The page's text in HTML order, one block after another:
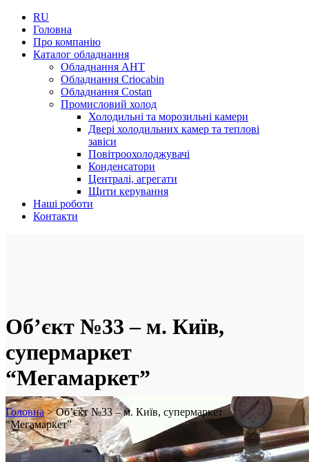
RU
Головна
Про компанію
Каталог обладнання
Обладнання AHT
Обладнання Criocabin
Обладнання Costan
Промисловий холод
Холодильні та морозильні камери
Двері холодильних камер та теплові
завіси
Повітроохолоджувачі
Конденсатори
Централі, агрегати
Щити керування
Наші роботи
Контакти
Об’єкт №33 – м. Київ,
супермаркет
“Мегамаркет”
Головна >Об’єкт №33 – м. Київ, супермаркет
“Мегамаркет”